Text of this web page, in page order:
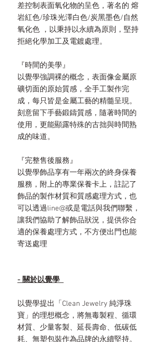
差控制表面氧化物的呈色，著名的 熔
岩紅色/珍珠光澤白色/炭黑墨色/自然
氧化色 ，以秉持以永續為原則，堅持
拒絕化學加工及電鍍處理。
『時間的美學』
以覺學強調裸的概念，表面像金屬原
礦切面的原始質感，全手工製作完
成，每只皆是金屬工藝的精髓呈現。
刻意留下手藝鍛鑄質感，隨著時間的
使用，更能顯露特殊的古拙與時間熟
成的味道。
『完整售後服務』
以覺學飾品享有一年兩次的終身保養
服務，附上的專業保養卡上，註記了
飾品的製作材質和質感處理方式，也
可以透過line@或是電話與我們聯繫，
讓我們協助了解飾品狀況，提供你合
適的保養處理方式，不方便出門也能
寄送處理
- 關於以覺學
以覺學提出「Clean Jewelry 純淨珠
寶」的理想概念，將無毒製程、循環
材質、少量客製、延長壽命、低碳低
耗、無塑包裝作為品牌的永續堅持。